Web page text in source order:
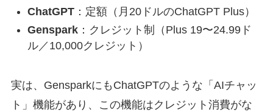
ChatGPT：定額（月20ドルのChatGPT Plus）
Genspark：クレジット制（Plus 19〜24.99ド
ル／10,000クレジット）
実は、GensparkにもChatGPTのような「AIチャッ
ト」機能があり、この機能はクレジット消費がな